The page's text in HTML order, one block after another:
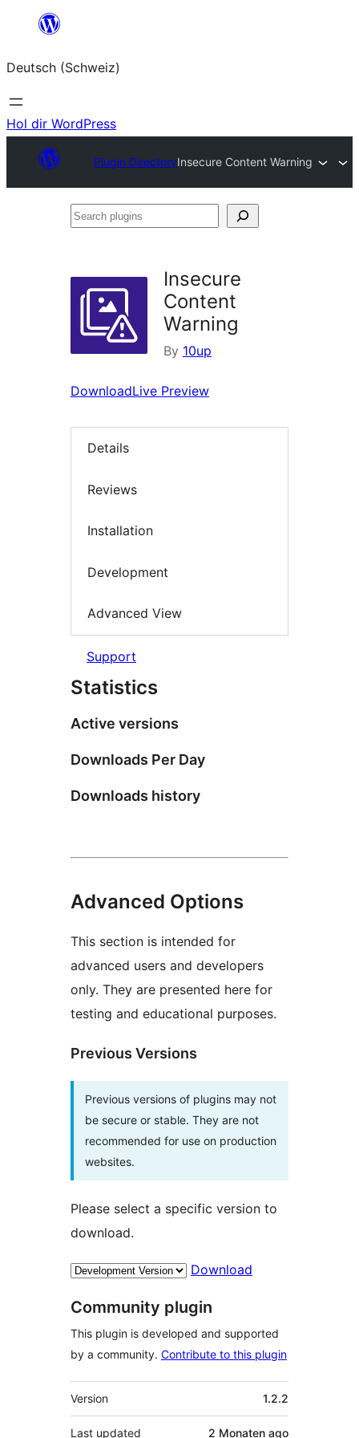
springen
Deutsch (Schweiz)
Hol dir WordPress
Plugin DirectoryInsecure Content Warning
Search
Insecure
Content
Warning
By 10up
DownloadLive Preview
Details
Reviews
Installation
Development
Advanced View
Support
Statistics
Active versions
Downloads Per Day
Downloads history
Advanced Options
This section is intended for
advanced users and developers
only. They are presented here for
testing and educational purposes.
Previous Versions
Previous versions of plugins may not
be secure or stable. They are not
recommended for use on production
websites.
Please select a specific version to
download.
Download
Community plugin
This plugin is developed and supported
by a community. Contribute to this plugin
Meta
Version 1.2.2
Last updated 2 Monaten ago